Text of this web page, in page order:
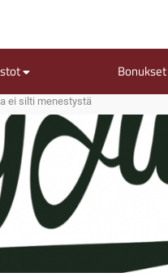
ei silti menestystä